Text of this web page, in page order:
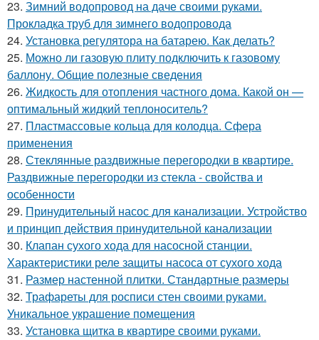
23. Зимний водопровод на даче своими руками.
Прокладка труб для зимнего водопровода
24. Установка регулятора на батарею. Как делать?
25. Можно ли газовую плиту подключить к газовому
баллону. Общие полезные сведения
26. Жидкость для отопления частного дома. Какой он —
оптимальный жидкий теплоноситель?
27. Пластмассовые кольца для колодца. Сфера
применения
28. Стеклянные раздвижные перегородки в квартире.
Раздвижные перегородки из стекла - свойства и
особенности
29. Принудительный насос для канализации. Устройство
и принцип действия принудительной канализации
30. Клапан сухого хода для насосной станции.
Характеристики реле защиты насоса от сухого хода
31. Размер настенной плитки. Стандартные размеры
32. Трафареты для росписи стен своими руками.
Уникальное украшение помещения
33. Установка щитка в квартире своими руками.